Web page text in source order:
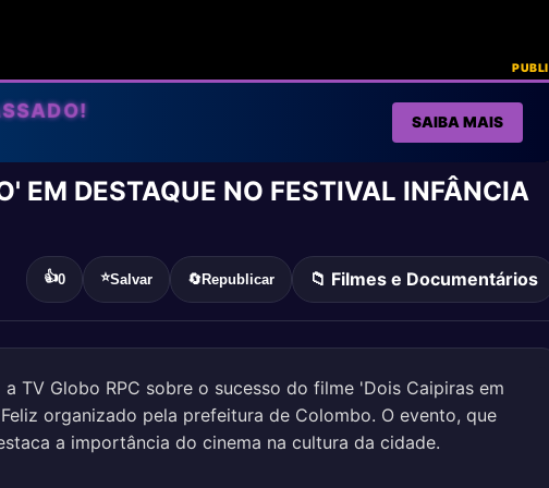
PUBLI
SAIBA MAIS
EM DESTAQUE NO FESTIVAL INFÂNCIA
👍0 ⭐Salvar 🔄Republicar 📁 Filmes e Documentários
TV Globo RPC sobre o sucesso do filme 'Dois Caipiras em
organizado pela prefeitura de Colombo. O evento, que
a importância do cinema na cultura da cidade.